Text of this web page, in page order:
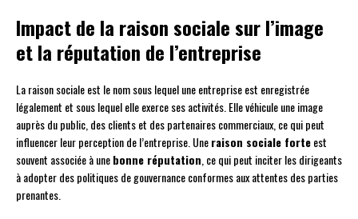
Impact de la raison sociale sur l’image
et la réputation de l’entreprise
La raison sociale est le nom sous lequel une entreprise est enregistrée
légalement et sous lequel elle exerce ses activités. Elle véhicule une image
auprès du public, des clients et des partenaires commerciaux, ce qui peut
influencer leur perception de l’entreprise. Uneraison sociale forteest
souvent associée à unebonne réputation, ce qui peut inciter les dirigeants
à adopter des politiques de gouvernance conformes aux attentes des parties
prenantes.